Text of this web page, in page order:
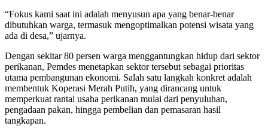
“Fokus kami saat ini adalah menyusun apa yang benar-benar
dibutuhkan warga, termasuk mengoptimalkan potensi wisata yang
ada di desa,” ujarnya.
Dengan sekitar 80 persen warga menggantungkan hidup dari sektor
perikanan, Pemdes menetapkan sektor tersebut sebagai prioritas
utama pembangunan ekonomi. Salah satu langkah konkret adalah
membentuk Koperasi Merah Putih, yang dirancang untuk
memperkuat rantai usaha perikanan mulai dari penyuluhan,
pengadaan pakan, hingga pembelian dan pemasaran hasil
tangkapan.